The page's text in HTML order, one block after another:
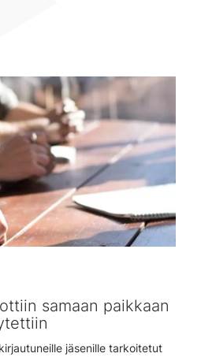
samaan paikkaan
jäsenille tarkoitetut